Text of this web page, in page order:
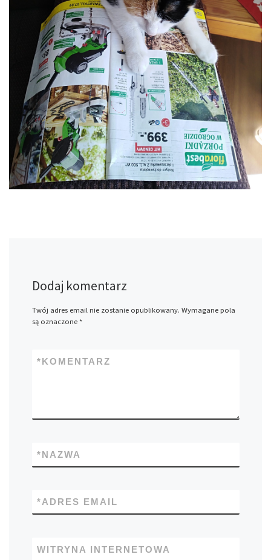
Dodaj komentarz
Twój adres email nie zostanie opublikowany. Wymagane pola
są oznaczone *
KOMENTARZ
*
NAZWA
*
ADRES EMAIL
*
WITRYNA INTERNETOWA